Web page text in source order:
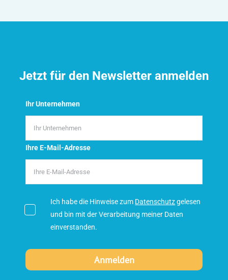
Jetzt für den Newsletter anmelden
Ihr Unternehmen
Ihre E-Mail-Adresse
Ich habe die Hinweise zum Datenschutzgelesen
und bin mit der Verarbeitung meiner Daten
einverstanden.